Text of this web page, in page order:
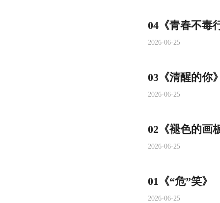
04《青春不毒
2026-06-25
03《清醒的你
2026-06-25
02《褪色的画
2026-06-25
01《“危”笑》
2026-06-25